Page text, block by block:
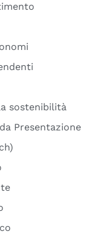
sostenibilità
Presentazione